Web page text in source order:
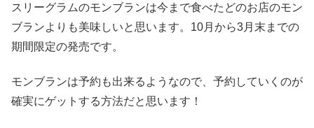
スリーグラムのモンブランは今まで食べたどのお店のモン
ブランよりも美味しいと思います。10月から3月末までの
期間限定の発売です。
モンブランは予約も出来るようなので、予約していくのが
確実にゲットする方法だと思います！